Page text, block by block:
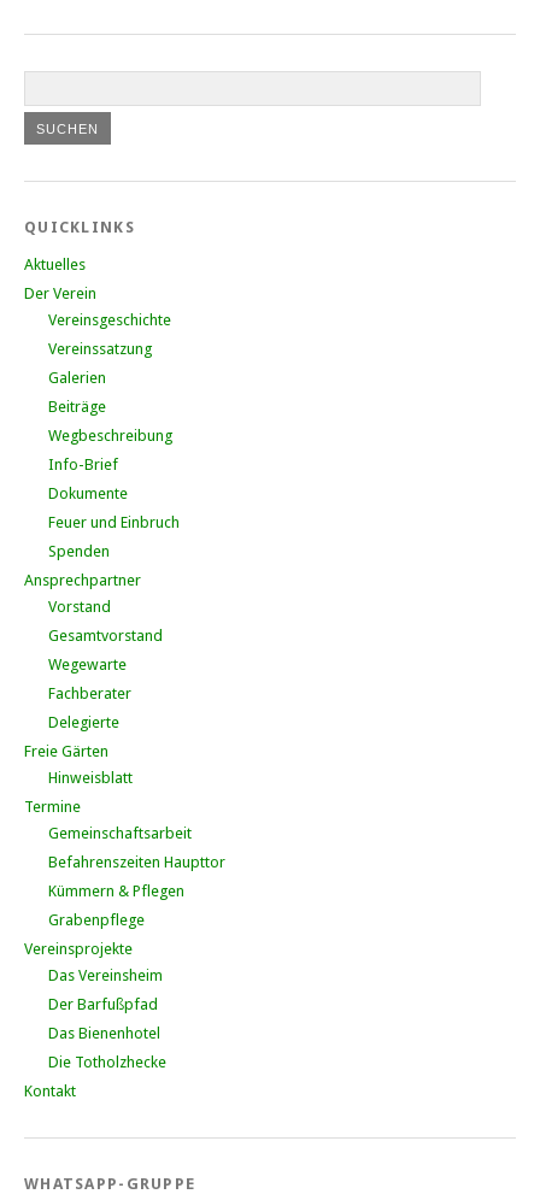
QUICKLINKS
Aktuelles
Der Verein
Vereinsgeschichte
Vereinssatzung
Galerien
Beiträge
Wegbeschreibung
Info-Brief
Dokumente
Feuer und Einbruch
Spenden
Ansprechpartner
Vorstand
Gesamtvorstand
Wegewarte
Fachberater
Delegierte
Freie Gärten
Hinweisblatt
Termine
Gemeinschaftsarbeit
Befahrenszeiten Haupttor
Kümmern & Pflegen
Grabenpflege
Vereinsprojekte
Das Vereinsheim
Der Barfußpfad
Das Bienenhotel
Die Totholzhecke
Kontakt
WHATSAPP-GRUPPE